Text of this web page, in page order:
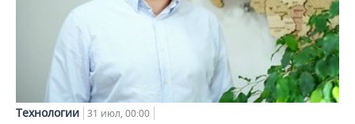
Технологии 31 июл, 00:00